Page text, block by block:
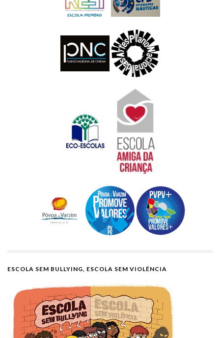
ESCOLA SEM BULLYING, ESCOLA SEM VIOLÊNCIA